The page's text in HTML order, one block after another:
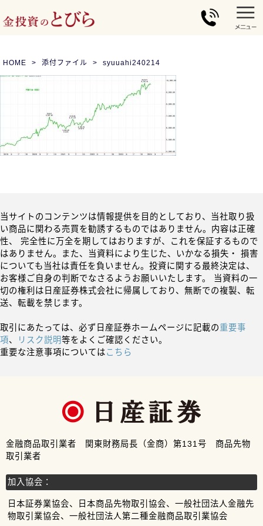
HOME 添付ファイル syuuahi240214
当サイトのコンテンツは情報提供を目的としており、当社取り扱
い商品に関わる売買を勧誘するものではありません。内容は正確
性、 完全性に万全を期してはおりますが、これを保証するもので
はありません。また、当資料により生じた、いかなる損失・ 損害
についても当社は責任を負いません。投資に関する最終決定は、
お客様ご自身の判断でなさるようお願いいたします。 当資料の一
切の権利は日産証券株式会社に帰属しており、無断での複製、転
送、転載を禁じます。
取引にあたっては、必ず日産証券ホームページに記載の重要事
項、 リスク説明等をよくご確認ください。
重要な注意事項についてはこちら
金融商品取引業者 関東財務局長（金商）第131号 商品先物
取引業者
加入協会：
日本証券業協会、日本商品先物取引協会、一般社団法人金融先
物取引業協会、一般社団法人第二種金融商品取引業協会